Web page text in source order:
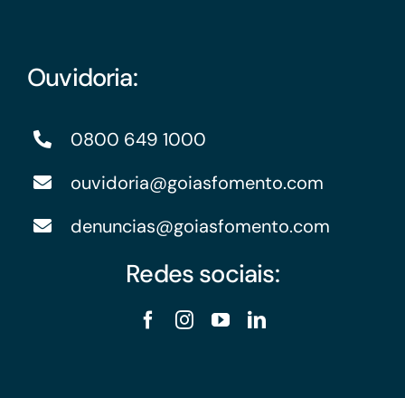
Ouvidoria:
0800 649 1000
ouvidoria@goiasfomento.com
denuncias@goiasfomento.com
Redes sociais: